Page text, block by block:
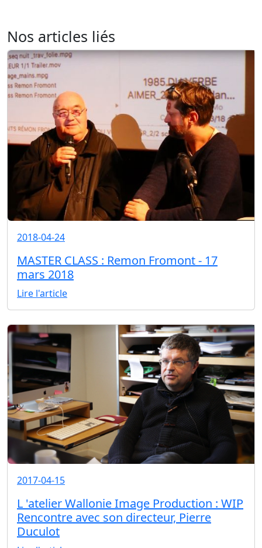
Nos articles liés
2018-04-24
MASTER CLASS : Remon Fromont - 17
mars 2018
Lire l'article
2017-04-15
L 'atelier Wallonie Image Production : WIP
Rencontre avec son directeur, Pierre
Duculot